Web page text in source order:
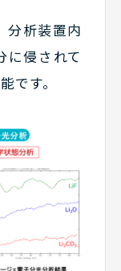
分析装置内
に侵されて
です。